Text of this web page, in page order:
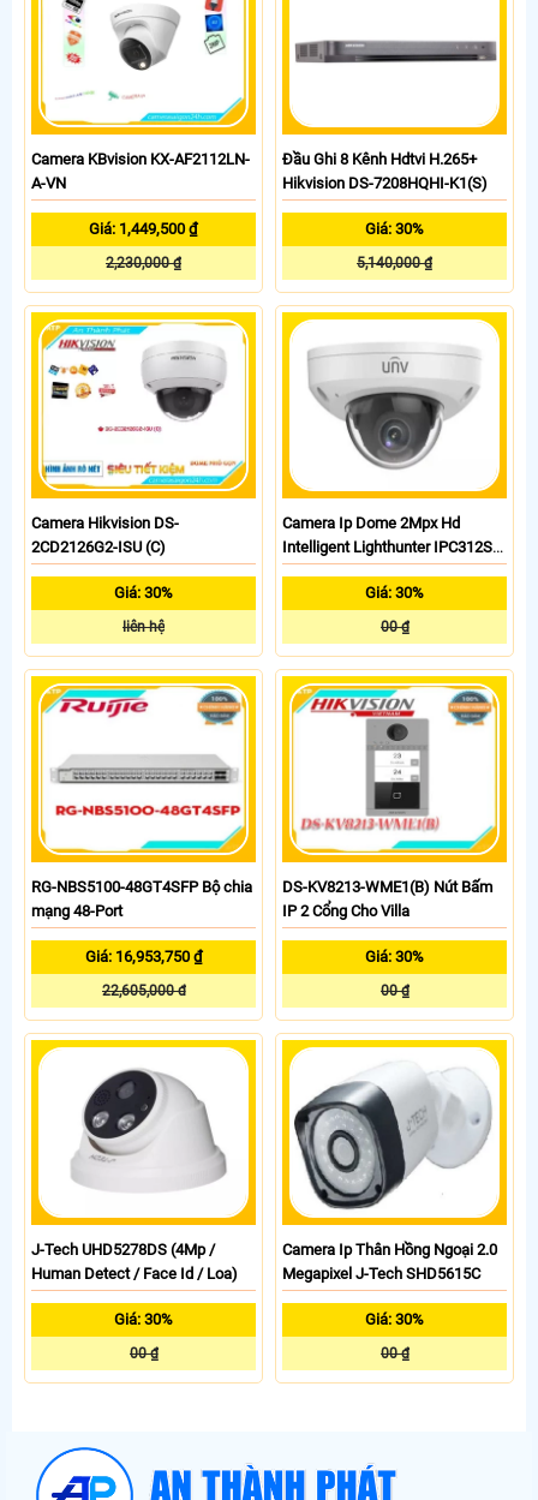
Camera KBvision KX-AF2112LN-
A-VN
Giá: 1,449,500 ₫
2,230,000 ₫
Đầu Ghi 8 Kênh Hdtvi H.265+
Hikvision DS-7208HQHI-K1(S)
Giá: 30%
5,140,000 ₫
Camera Hikvision DS-
2CD2126G2-ISU (C)
Giá: 30%
liên hệ
Camera Ip Dome 2Mpx Hd
Intelligent Lighthunter IPC312SB-
Giá: 30%
00 ₫
RG-NBS5100-48GT4SFP Bộ chia
mạng 48-Port
Giá: 16,953,750 ₫
22,605,000 đ
DS-KV8213-WME1(B) Nút Bấm
IP 2 Cổng Cho Villa
Giá: 30%
00 ₫
J-Tech UHD5278DS (4Mp /
Human Detect / Face Id / Loa)
Giá: 30%
00 ₫
Camera Ip Thân Hồng Ngoại 2.0
Megapixel J-Tech SHD5615C
Giá: 30%
00 ₫